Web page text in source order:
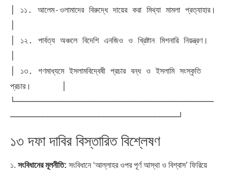
│ ১১. আলেম-ওলামাদের বিরুদ্ধে দায়ের করা মিথ্যা মামলা প্রত্যাহার।
│ ১২. পার্বত্য অঞ্চলে বিদেশি এনজিও ও খ্রিষ্টান মিশনারি নিয়ন্ত্রণ।
│ ১৩. গণমাধ্যমে ইসলামবিদ্বেষী প্রচার বন্ধ ও ইসলামি সংস্কৃতি
প্রচার।      │
└───────────────────────────────────────
১৩ দফা দাবির বিস্তারিত বিশ্লেষণ
১. সংবিধানের মূলনীতি: সংবিধানে ‘আল্লাহর ওপর পূর্ণ আস্থা ও বিশ্বাস’ ফিরিয়ে